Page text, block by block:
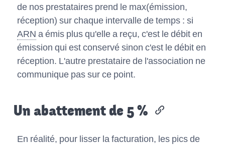
de nos prestataires prend le max(émission,
réception) sur chaque intervalle de temps : si
ARN a émis plus qu'elle a reçu, c'est le débit en
émission qui est conservé sinon c'est le débit en
réception. L'autre prestataire de l'association ne
communique pas sur ce point.
Un abattement de 5 %
En réalité, pour lisser la facturation, les pics de